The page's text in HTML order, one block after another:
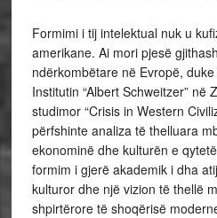
Formimi i tij intelektual nuk u
amerikane. Ai mori pjesë
ndërkombëtare në Evropë,
Institutin “Albert Schweitzer” në
studimor “Crisis in Western
përfshinte analiza të thelluara
ekonominë dhe kulturën e
formim i gjerë akademik i dha
kulturor dhe një vizion të thellë
shpirtërore të shoqërisë